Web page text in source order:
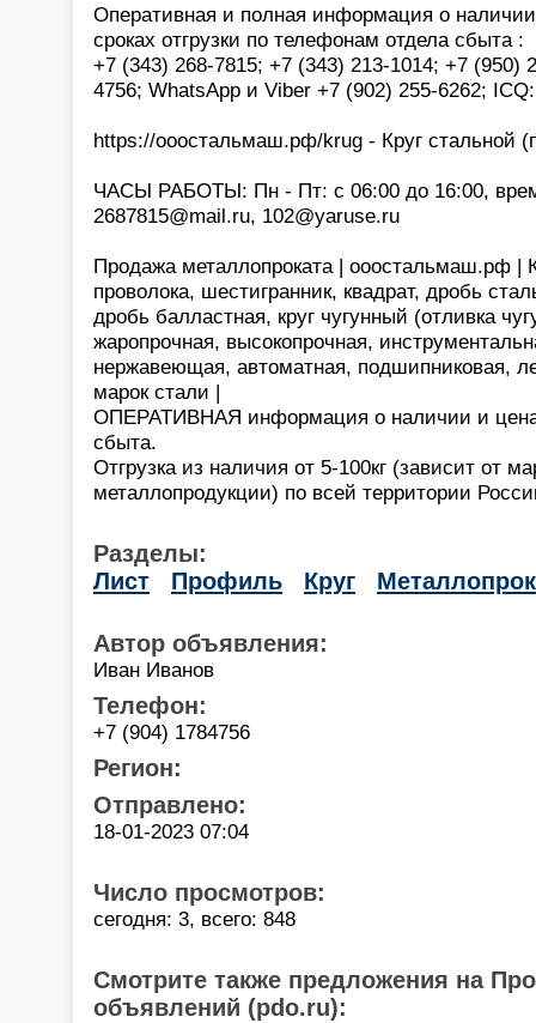
Оперативная и полная информация о
сроках отгрузки по телефонам отдела сбыта :
+7 (343) 268-7815; +7 (343) 213-1014; +7 (950)
4756; WhatsApp и Viber +7 (902) 255-6262;
https://ооостальмаш.рф/krug - Круг стальной
ЧАСЫ РАБОТЫ: Пн - Пт: с 06:00 до 16:00,
2687815@mail.ru, 102@yaruse.ru
Продажа металлопроката | ооостальмаш.рф |
проволока, шестигранник, квадрат, дробь
дробь балластная, круг чугунный (отливка
жаропрочная, высокопрочная,
нержавеющая, автоматная, подшипниковая,
марок стали |
ОПЕРАТИВНАЯ информация о наличии и
сбыта.
Отгрузка из наличия от 5-100кг (зависит от
металлопродукции) по всей территории
Разделы:
Лист
Профиль Круг
Автор объявления:
Иван Иванов
Телефон:
+7 (904) 1784756
Регион:
Отправлено:
18-01-2023 07:04
Число просмотров:
сегодня: 3, всего: 848
Смотрите также предложения на
объявлений (pdo.ru):